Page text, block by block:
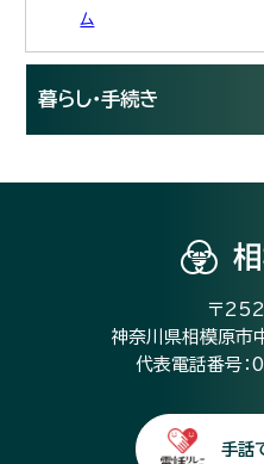
ム
暮らし・手続き
〒
神奈川県相模原
代表電話番号
手話